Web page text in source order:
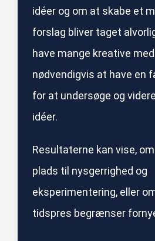
idéer og om at skabe et
forslag bliver taget
have mange kreative
nødvendigvis at have en
for at undersøge og
idéer.
Resultaterne kan vise,
plads til nysgerrighed og
eksperimentering, eller
tidspres begrænser